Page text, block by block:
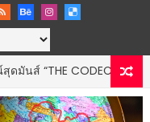
EXPERIENCE –